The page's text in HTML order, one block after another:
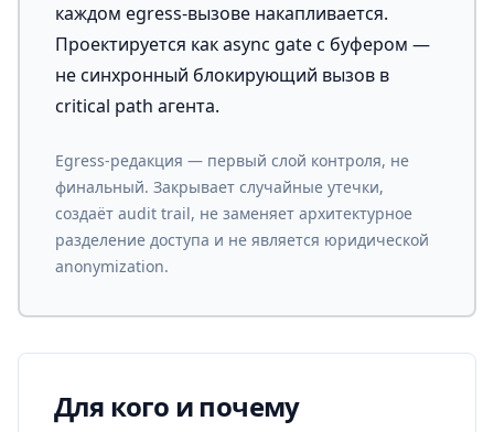
каждом egress-вызове накапливается.
Проектируется как async gate с буфером —
не синхронный блокирующий вызов в
critical path агента.
Egress-редакция — первый слой контроля, не
финальный. Закрывает случайные утечки,
создаёт audit trail, не заменяет архитектурное
разделение доступа и не является юридической
anonymization.
Для кого и почему